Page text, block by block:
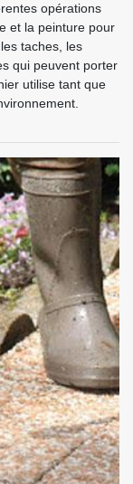
opérations
et la peinture pour
taches, les
qui peuvent porter
utilise tant que